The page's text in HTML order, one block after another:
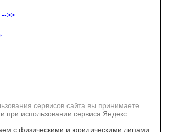
-->>
сервисов сайта вы принимаете
при использовании сервиса Яндекс
с физическими и юридическими лицами